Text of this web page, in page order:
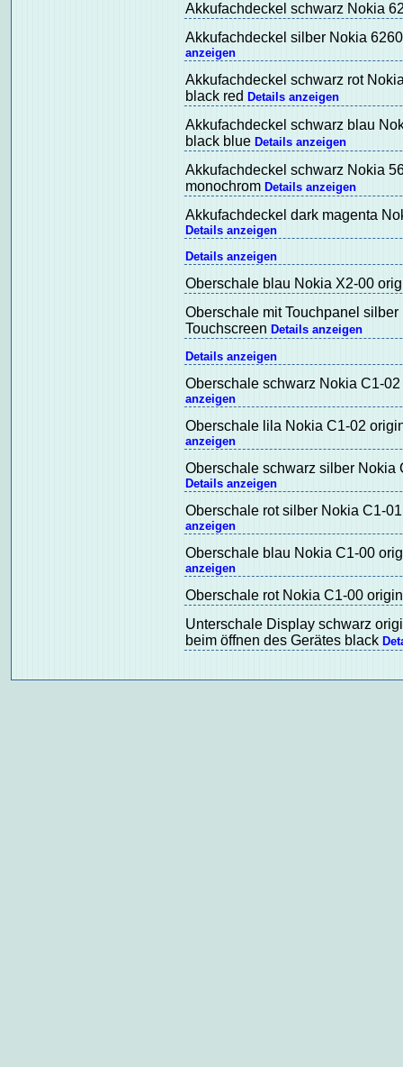
Akkufachdeckel schwarz Nokia
Akkufachdeckel silber Nokia
anzeigen
Akkufachdeckel schwarz rot
black red Details anzeigen
Akkufachdeckel schwarz blau
black blue Details anzeigen
Akkufachdeckel schwarz Nokia
monochrom Details anzeigen
Akkufachdeckel dark magenta
Details anzeigen
Details anzeigen
Oberschale blau Nokia X2-00
Oberschale mit Touchpanel
Touchscreen Details anzeigen
Details anzeigen
Oberschale schwarz Nokia C1-
anzeigen
Oberschale lila Nokia C1-02
anzeigen
Oberschale schwarz silber
Details anzeigen
Oberschale rot silber Nokia C1-
anzeigen
Oberschale blau Nokia C1-00
anzeigen
Oberschale rot Nokia C1-00
Unterschale Display schwarz
beim öffnen des Gerätes black